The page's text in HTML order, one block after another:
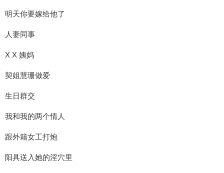
明天你要嫁给他了
人妻同事
X X 姨妈
契姐慧珊做爱
生日群交
我和我的两个情人
跟外籍女工打炮
阳具送入她的淫穴里